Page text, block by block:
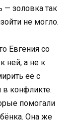
— золовка так
не могло.
Евгения со
ней, а не к
её с
конфликте.
помогали
Она же